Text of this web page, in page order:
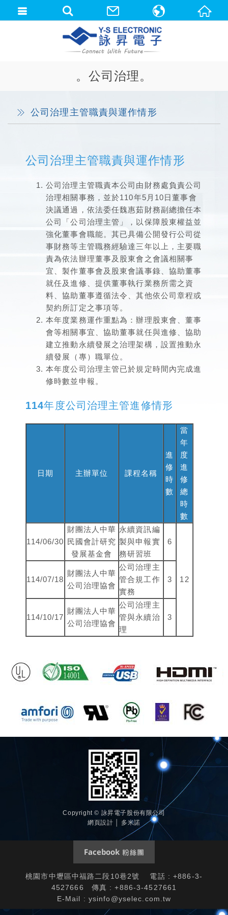
。公司治理。
公司治理主管職責與運作情形
公司治理主管職責與運作情形
公司治理主管職責本公司由財務處負責公司
治理相關事務，並於110年5月10日董事會
決議通過，依法委任魏惠茹財務副總擔任本
公司「公司治理主管」，以保障股東權益並
強化董事會職能。其已具備公開發行公司從
事財務等主管職務經驗達三年以上，主要職
責為依法辦理董事及股東會之會議相關事
宜、製作董事會及股東會議事錄、協助董事
就任及進修、提供董事執行業務所需之資
料、協助董事遵循法令、其他依公司章程或
契約所訂定之事項等。
本年度業務運作重點為：辦理股東會、董事
會等相關事宜、協助董事就任與進修、協助
建立推動永續發展之治理架構，設置推動永
續發展（專）職單位。
本年度公司治理主管已於規定時間內完成進
修時數並申報。
114年度公司治理主管進修情形
日期 主辦單位 課程名稱
進
修
時
數
當
年
度
進
修
總
時
數
114/06/30
財團法人中華
民國會計研究
發展基金會
永續資訊編
製與申報實
務研習班
6
12
114/07/18
財團法人中華
公司治理協會
公司治理主
管合規工作
實務
3
114/10/17
財團法人中華
公司治理協會
公司治理主
管與永續治
理
3
Copyright © 詠昇電子股份有限公司
網頁設計 │ 多米諾
桃園市中壢區中福路二段10巷2號 電話 : +886-3-
4527666 傳真 : +886-3-4527661
E-Mail : ysinfo@yselec.com.tw
中文(繁體)
English